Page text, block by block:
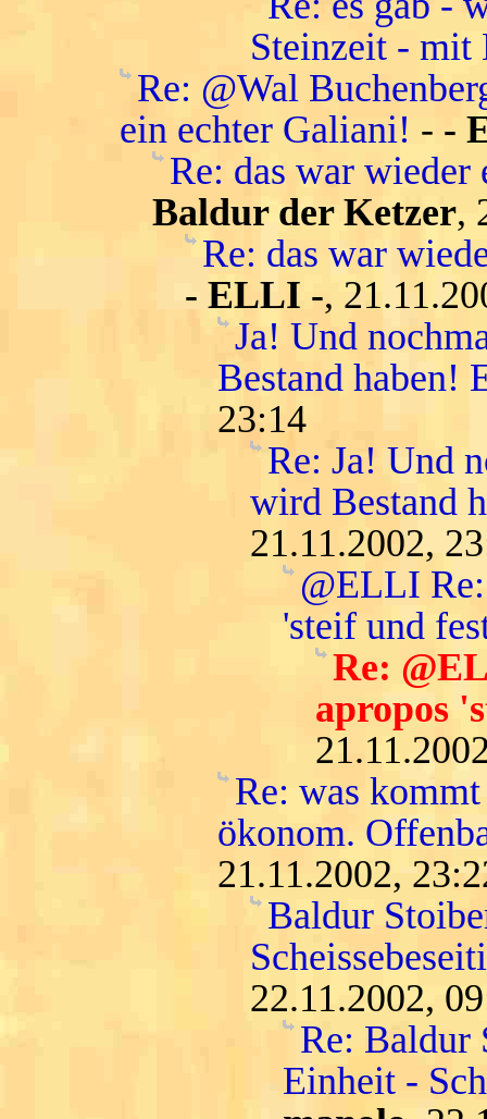
Steinzeit - mit
Re: @Wal
ein echter Galiani! - -
Re: das war
Baldur der Ketzer,
Re: das war
- ELLI -,
Ja! Und
Bestand haben!
23:14
Re: Ja! Und
wird Bestand
21.11.2002,
@ELLI
'steif und
Re:
apropos
Re: was
ökonom.
21.11.2002,
Baldur
22.11.2002,
Re: Baldur
Einheit -